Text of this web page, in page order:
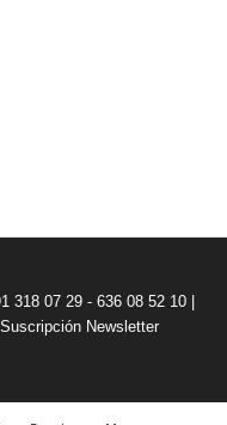
318 07 29 - 636 08 52 10 |
Suscripción Newsletter